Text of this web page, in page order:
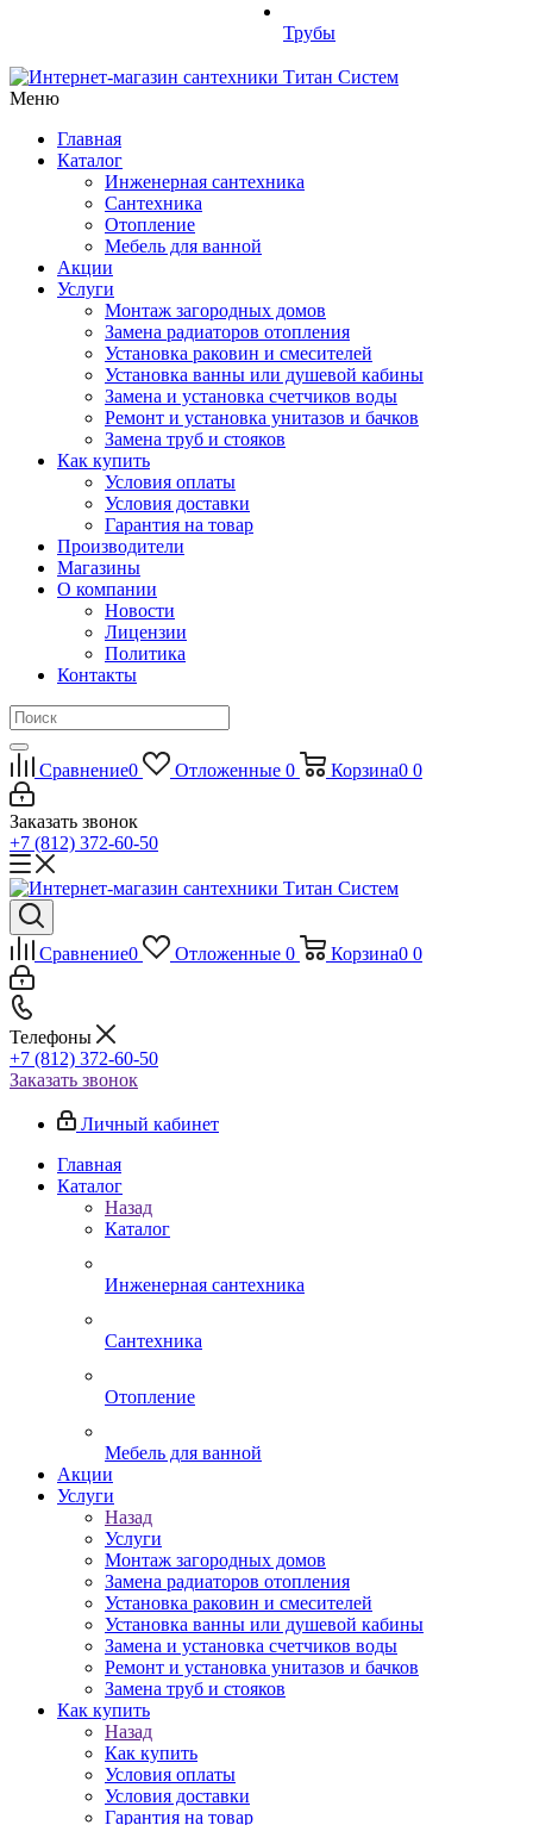
Трубы
Меню
Главная
Каталог
Инженерная сантехника
Сантехника
Отопление
Мебель для ванной
Акции
Услуги
Монтаж загородных домов
Замена радиаторов отопления
Установка раковин и смесителей
Установка ванны или душевой кабины
Замена и установка счетчиков воды
Ремонт и установка унитазов и бачков
Замена труб и стояков
Как купить
Условия оплаты
Условия доставки
Гарантия на товар
Производители
Магазины
О компании
Новости
Лицензии
Политика
Контакты
Сравнение0 Отложенные 0 Корзина0 0
Заказать звонок
+7 (812) 372-60-50
Сравнение0 Отложенные 0 Корзина0 0
Телефоны
+7 (812) 372-60-50
Заказать звонок
Личный кабинет
Главная
Каталог
Назад
Каталог
Инженерная сантехника
Сантехника
Отопление
Мебель для ванной
Акции
Услуги
Назад
Услуги
Монтаж загородных домов
Замена радиаторов отопления
Установка раковин и смесителей
Установка ванны или душевой кабины
Замена и установка счетчиков воды
Ремонт и установка унитазов и бачков
Замена труб и стояков
Как купить
Назад
Как купить
Условия оплаты
Условия доставки
Гарантия на товар